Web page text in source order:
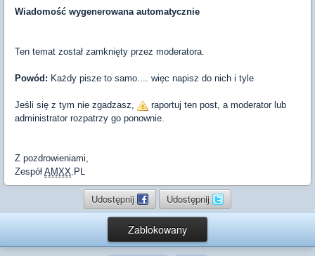
Wiadomość wygenerowana automatycznie
Ten temat został zamknięty przez moderatora.
Powód: Każdy pisze to samo.... więc napisz do nich i tyle
Jeśli się z tym nie zgadzasz,
raportuj ten post, a moderator lub
administrator rozpatrzy go ponownie.
Z pozdrowieniami,
Zespół AMXX.PL
Udostępnij Udostępnij
Zablokowany